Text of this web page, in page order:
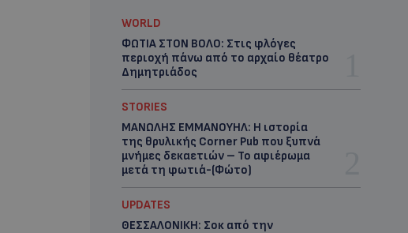
WORLD
ΦΩΤΙΑ ΣΤΟΝ ΒΟΛΟ: Στις φλόγες
περιοχή πάνω από το αρχαίο θέατρο
Δημητριάδος
STORIES
ΜΑΝΩΛΗΣ ΕΜΜΑΝΟΥΗΛ: Η ιστορία
της θρυλικής Corner Pub που ξυπνά
μνήμες δεκαετιών – Το αφιέρωμα
μετά τη φωτιά-(Φώτο)
UPDATES
ΘΕΣΣΑΛΟΝΙΚΗ: Σοκ από την